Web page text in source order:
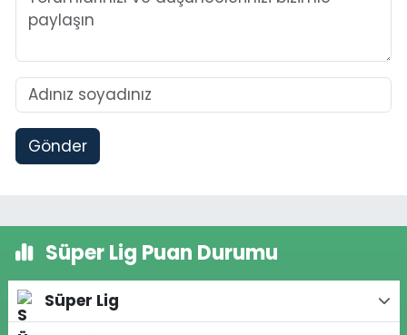
Gönder
Süper Lig Puan Durumu
Süper Lig